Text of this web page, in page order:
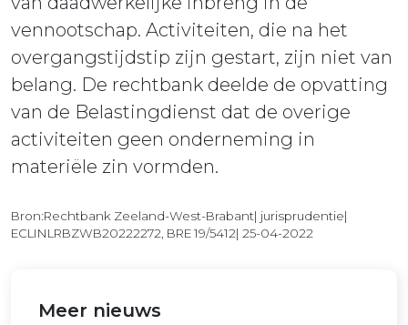
vennootschap. Activiteiten, die na het
overgangstijdstip zijn gestart, zijn niet van
belang. De rechtbank deelde de opvatting
van de Belastingdienst dat de overige
activiteiten geen onderneming in
materiële zin vormden.
Bron:Rechtbank Zeeland-West-Brabant| jurisprudentie|
ECLINLRBZWB20222272, BRE 19/5412| 25-04-2022
Meer nieuws